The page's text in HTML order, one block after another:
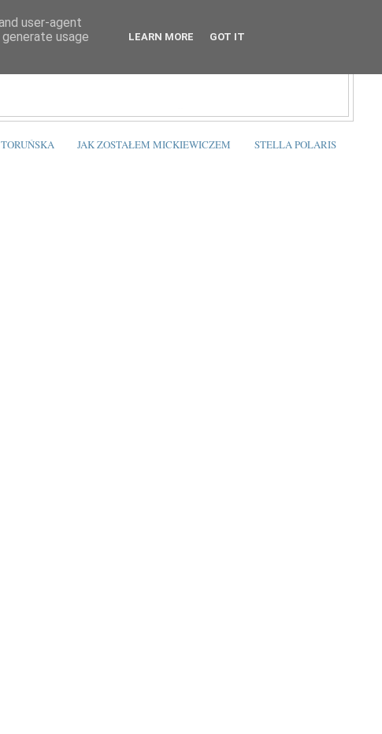
JAK ZOSTAŁEM MICKIEWICZEM STELLA POLARIS
user-agent
usage
LEARN MORE GOT IT